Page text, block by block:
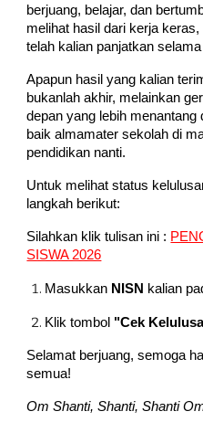
berjuang, belajar, dan
melihat hasil dari kerja
telah kalian panjatkan selama
Apapun hasil yang kalian
bukanlah akhir, melainkan
depan yang lebih
baik almamater sekolah di
pendidikan nanti.
Untuk melihat status
langkah berikut:
Silahkan klik tulisan ini :
SISWA 2026
Masukkan NISN kalian
Klik tombol "Cek
Selamat berjuang, semoga
semua!
Om Shanti, Shanti, Shanti